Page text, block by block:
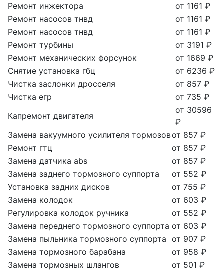
Ремонт инжектора
от 1161 ₽
Ремонт насосов тнвд
от 1161 ₽
Ремонт насосов тнвд
от 1161 ₽
Ремонт турбины
от 3191 ₽
Ремонт механических форсунок
от 1669 ₽
Снятие установка гбц
от 6236 ₽
Чистка заслонки дросселя
от 857 ₽
Чистка егр
от 735 ₽
Капремонт двигателя
от 30596
₽
Замена вакуумного усилителя тормозовот 857 ₽
Ремонт гтц
от 857 ₽
Замена датчика abs
от 857 ₽
Замена заднего тормозного суппорта
от 552 ₽
Установка задних дисков
от 755 ₽
Замена колодок
от 603 ₽
Регулировка колодок ручника
от 552 ₽
Замена переднего тормозного суппорта от 603 ₽
Замена пыльника тормозного суппорта от 907 ₽
Замена тормозного барабана
от 958 ₽
Замена тормозных шлангов
от 501 ₽